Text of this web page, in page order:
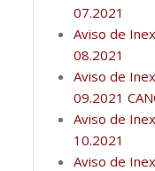
07.2021
Aviso de
08.2021
Aviso de
09.2021
Aviso de
10.2021
Aviso de